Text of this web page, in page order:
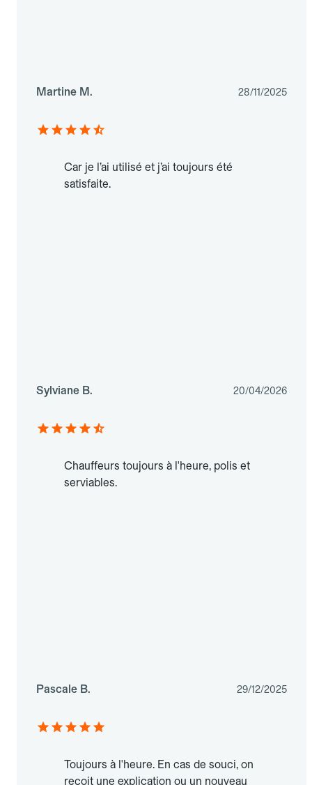
Martine M. 28/11/2025
Car je l’ai utilisé et j’ai toujours été
satisfaite.
Sylviane B. 20/04/2026
Chauffeurs toujours à l'heure, polis et
serviables.
Pascale B. 29/12/2025
Toujours à l'heure. En cas de souci, on
reçoit une explication ou un nouveau